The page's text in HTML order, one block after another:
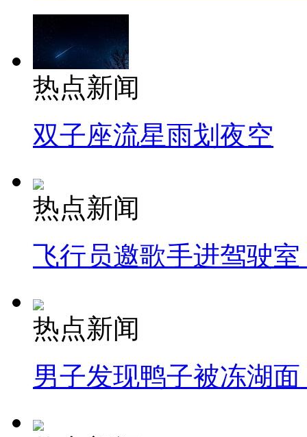
热点新闻
双子座流星雨划夜空
热点新闻
飞行员邀歌手进驾驶
热点新闻
男子发现鸭子被冻湖